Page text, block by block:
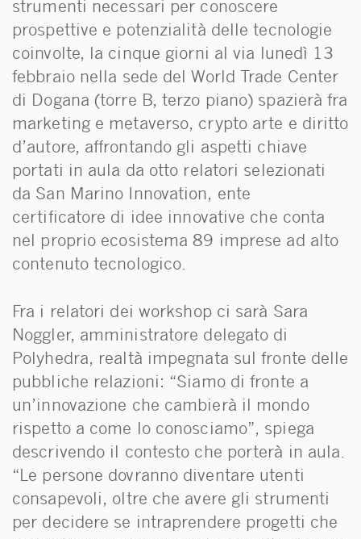
strumenti necessari per conoscere
prospettive e potenzialità delle tecnologie
coinvolte, la cinque giorni al via lunedì 13
febbraio nella sede del World Trade Center
di Dogana (torre B, terzo piano) spazierà fra
marketing e metaverso, crypto arte e diritto
d’autore, affrontando gli aspetti chiave
portati in aula da otto relatori selezionati
da San Marino Innovation, ente
certificatore di idee innovative che conta
nel proprio ecosistema 89 imprese ad alto
contenuto tecnologico.
Fra i relatori dei workshop ci sarà Sara
Noggler, amministratore delegato di
Polyhedra, realtà impegnata sul fronte delle
pubbliche relazioni: “Siamo di fronte a
un’innovazione che cambierà il mondo
rispetto a come lo conosciamo”, spiega
descrivendo il contesto che porterà in aula.
“Le persone dovranno diventare utenti
consapevoli, oltre che avere gli strumenti
per decidere se intraprendere progetti che